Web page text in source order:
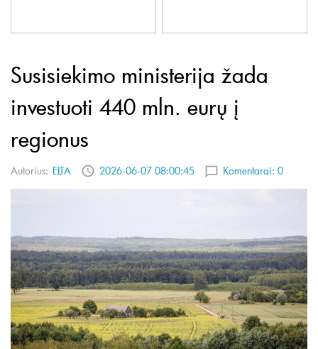
Susisiekimo ministerija žada
investuoti 440 mln. eurų į
regionus
Autorius: ELTA 2026-06-07 08:00:45 Komentarai: 0